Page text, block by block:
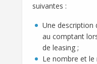
suivantes :
Une description
au comptant
de leasing ;
Le nombre et